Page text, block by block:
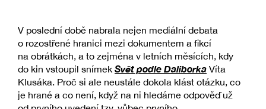
V poslední době nabrala nejen mediální debata
o rozostřené hranici mezi dokumentem a fikcí
na obrátkách, a to zejména v letních měsících, kdy
do kin vstoupil snímek Svět podle Daliborka Víta
Klusáka. Proč si ale neustále dokola klást otázku, co
je hrané a co není, když na ni hledáme odpověď už